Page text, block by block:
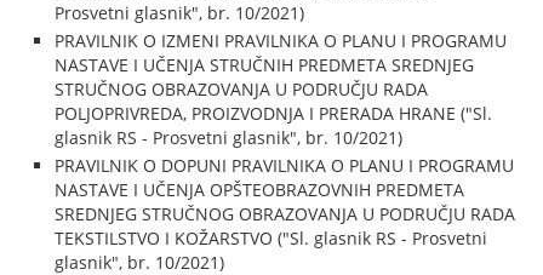
Prosvetni glasnik", br. 10/2021)
PRAVILNIK O IZMENI PRAVILNIKA O PLANU I PROGRAMU
NASTAVE I UČENJA STRUČNIH PREDMETA SREDNJEG
STRUČNOG OBRAZOVANJA U PODRUČJU RADA
POLJOPRIVREDA, PROIZVODNJA I PRERADA HRANE ("Sl.
glasnik RS - Prosvetni glasnik", br. 10/2021)
PRAVILNIK O DOPUNI PRAVILNIKA O PLANU I PROGRAMU
NASTAVE I UČENJA OPŠTEOBRAZOVNIH PREDMETA
SREDNJEG STRUČNOG OBRAZOVANJA U PODRUČJU RADA
TEKSTILSTVO I KOŽARSTVO ("Sl. glasnik RS - Prosvetni
glasnik", br. 10/2021)